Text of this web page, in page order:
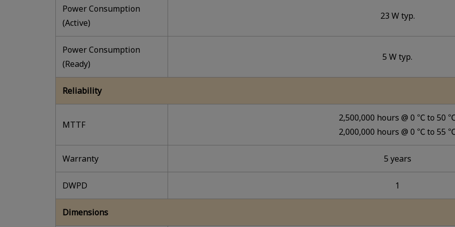
Power Consumption
(Active)
23 W typ.
Power Consumption
(Ready)
5 W typ.
Reliability
MTTF
2,500,000 hours @ 0 ℃ to 50
2,000,000 hours @ 0 ℃ to 55
Warranty 5 years
DWPD 1
Dimensions